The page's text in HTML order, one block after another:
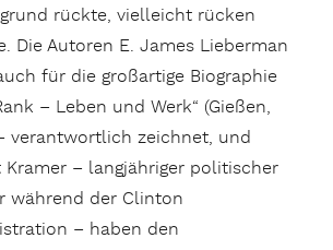
rückte, vielleicht rücken
Die Autoren E. James Lieberman
für die großartige Biographie
– Leben und Werk“ (Gießen,
verantwortlich zeichnet, und
Kramer – langjähriger politischer
während der Clinton
– haben den